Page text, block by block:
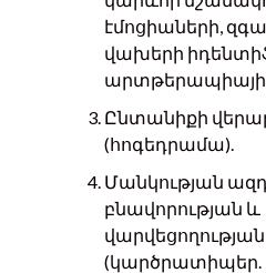
էմոցիաների,
վախերի
արտթերապիայի
Ընտանիքի
(հոգեդրամա).
Մանկության
բնավորության և
(կարծրատիպեր.